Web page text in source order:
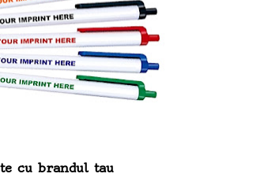
cu brandul tau